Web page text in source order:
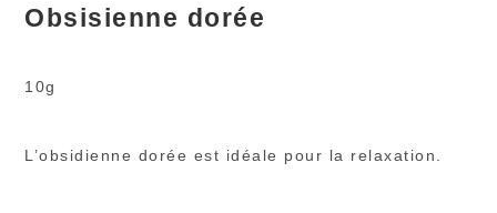
Obsisienne dorée
10g
L’obsidienne dorée est idéale pour la relaxation.